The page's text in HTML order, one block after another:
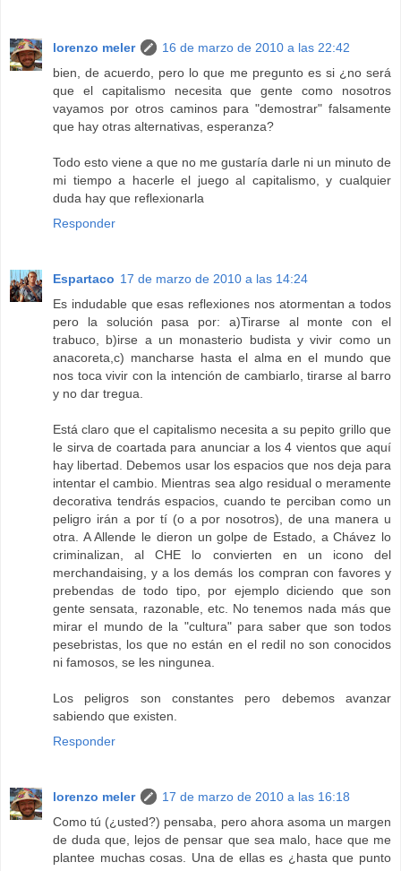
lorenzo meler
16 de marzo de 2010 a las 22:42
bien, de acuerdo, pero lo que me pregunto es si ¿no será
que el capitalismo necesita que gente como nosotros
vayamos por otros caminos para "demostrar" falsamente
que hay otras alternativas, esperanza?
Todo esto viene a que no me gustaría darle ni un minuto de
mi tiempo a hacerle el juego al capitalismo, y cualquier
duda hay que reflexionarla
Responder
Espartaco 17 de marzo de 2010 a las 14:24
Es indudable que esas reflexiones nos atormentan a todos
pero la solución pasa por: a)Tirarse al monte con el
trabuco, b)irse a un monasterio budista y vivir como un
anacoreta,c) mancharse hasta el alma en el mundo que
nos toca vivir con la intención de cambiarlo, tirarse al barro
y no dar tregua.
Está claro que el capitalismo necesita a su pepito grillo que
le sirva de coartada para anunciar a los 4 vientos que aquí
hay libertad. Debemos usar los espacios que nos deja para
intentar el cambio. Mientras sea algo residual o meramente
decorativa tendrás espacios, cuando te perciban como un
peligro irán a por tí (o a por nosotros), de una manera u
otra. A Allende le dieron un golpe de Estado, a Chávez lo
criminalizan, al CHE lo convierten en un icono del
merchandaising, y a los demás los compran con favores y
prebendas de todo tipo, por ejemplo diciendo que son
gente sensata, razonable, etc. No tenemos nada más que
mirar el mundo de la "cultura" para saber que son todos
pesebristas, los que no están en el redil no son conocidos
ni famosos, se les ningunea.
Los peligros son constantes pero debemos avanzar
sabiendo que existen.
Responder
lorenzo meler
17 de marzo de 2010 a las 16:18
Como tú (¿usted?) pensaba, pero ahora asoma un margen
de duda que, lejos de pensar que sea malo, hace que me
plantee muchas cosas. Una de ellas es ¿hasta que punto